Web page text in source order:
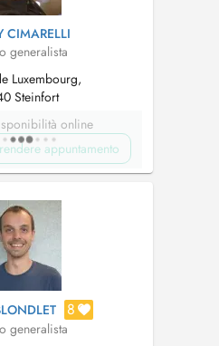
CIMARELLI
generalista
Luxembourg,
Steinfort
online
appuntamento
8
generalista